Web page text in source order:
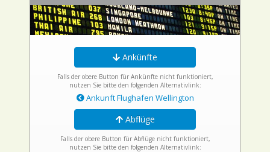
Ankünfte
Falls der obere Button für Ankünfte nicht funktioniert,
nutzen Sie bitte den folgenden Alternativlink:
Ankunft Flughafen Wellington
Abflüge
Falls der obere Button für Abflüge nicht funktioniert,
nutzen Sie bitte den folgenden Alternativlink: